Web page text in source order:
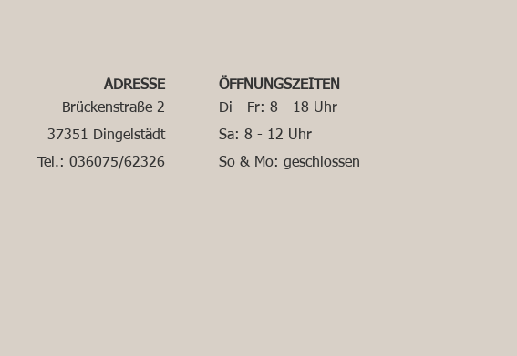
ÖFFNUNGSZEITEN
Di - Fr: 8 - 18 Uhr
Sa: 8 - 12 Uhr
So & Mo: geschlossen
ADRESSE
Brückenstraße 2
37351 Dingelstädt
Tel.: 036075/62326